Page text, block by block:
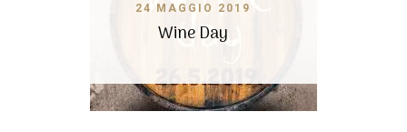
24 MAGGIO 2019
Wine Day